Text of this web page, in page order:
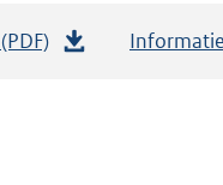
Informatie